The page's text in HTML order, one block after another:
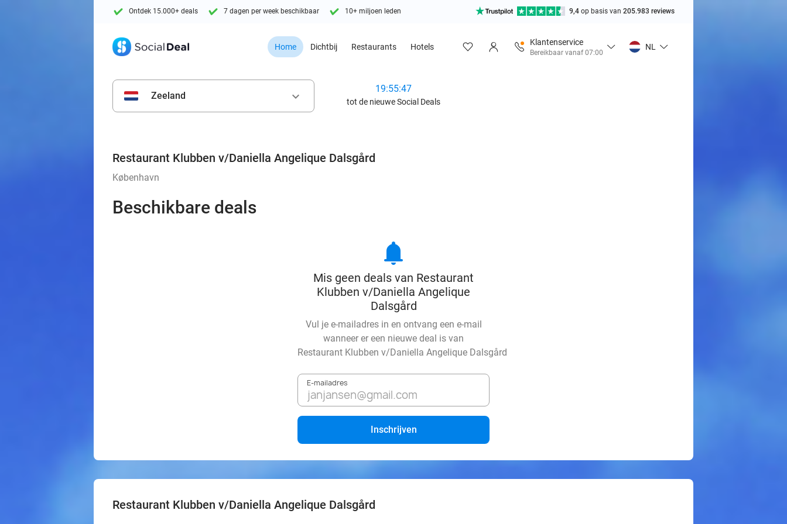
Ontdek 15.000+ deals 7 dagen per week beschikbaar 10+ miljoen leden 9,4 op basis van 205.983 reviews
Home Dichtbij Restaurants Hotels
Klantenservice
Bereikbaar vanaf 07:00
NL
Zeeland keyboard_arrow_down
19:55:45
tot de nieuwe Social Deals
Restaurant Klubben v/Daniella Angelique Dalsgård
København
Beschikbare deals
notifications
Mis geen deals van Restaurant
Klubben v/Daniella Angelique
Dalsgård
Vul je e-mailadres in en ontvang een e-mail
wanneer er een nieuwe deal is van
Restaurant Klubben v/Daniella Angelique Dalsgård
E-mailadres
Inschrijven
Restaurant Klubben v/Daniella Angelique Dalsgård